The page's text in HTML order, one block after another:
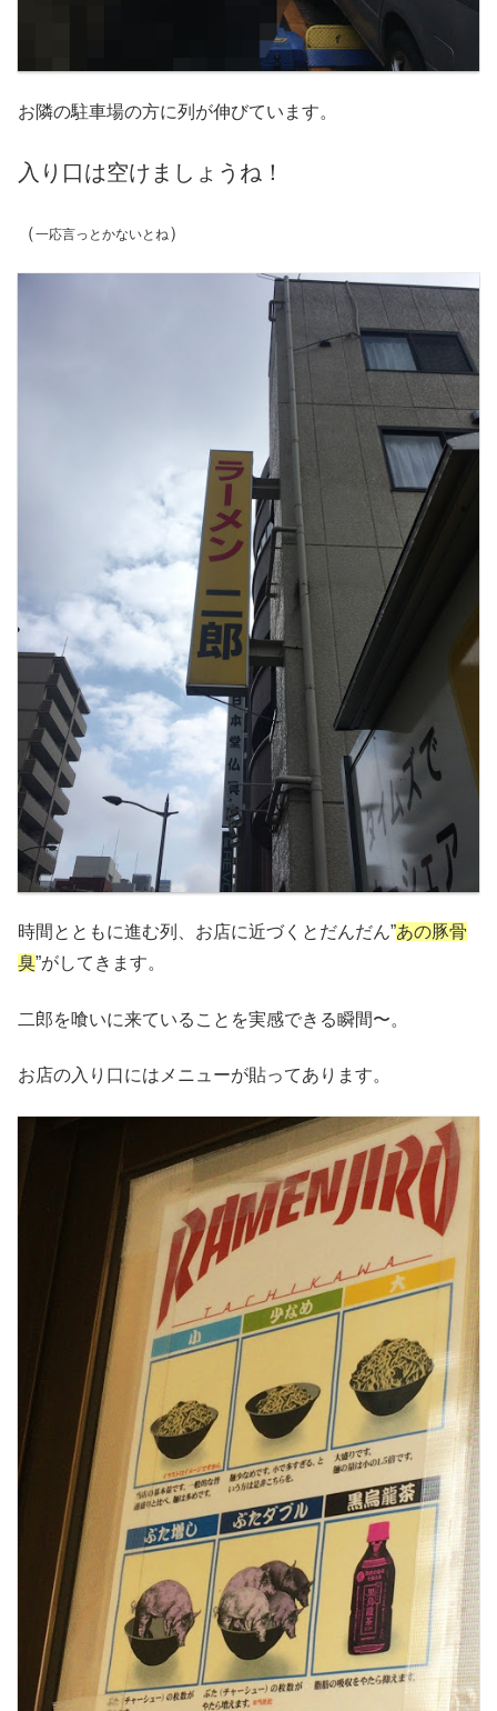
お隣の駐車場の方に列が伸びています。
入り口は空けましょうね！
（一応言っとかないとね ）
時間とともに進む列、お店に近づくとだんだん”あの豚骨
臭”がしてきます。
二郎を喰いに来ていることを実感できる瞬間〜。
お店の入り口にはメニューが貼ってあります。